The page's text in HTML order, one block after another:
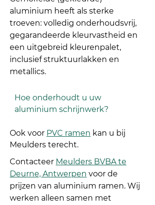
aluminium heeft als sterke
troeven: volledig onderhoudsvrij,
gegarandeerde kleurvastheid en
een uitgebreid kleurenpalet,
inclusief struktuurlakken en
metallics.
Hoe onderhoudt u uw
aluminium schrijnwerk?
Ook voor PVC ramen kan u bij
Meulders terecht.
Contacteer Meulders BVBA te
Deurne, Antwerpen voor de
prijzen van aluminium ramen. Wij
werken alleen samen met